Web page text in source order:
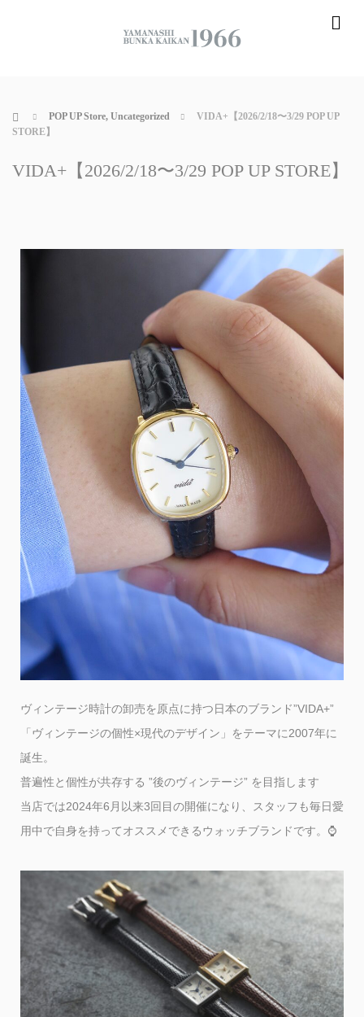
ホーム POP UP Store, Uncategorized
VIDA+【2026/2/18〜3/29 POP UP
STORE】
VIDA+【2026/2/18〜3/29 POP UP STORE】
ヴィンテージ時計の卸売を原点に持つ日本のブランド”VIDA+”
「ヴィンテージの個性×現代のデザイン」をテーマに2007年に
誕生。
普遍性と個性が共存する ”後のヴィンテージ” を目指します
当店では2024年6月以来3回目の開催になり、スタッフも毎日愛
用中で自身を持ってオススメできるウォッチブランドです。⌚️